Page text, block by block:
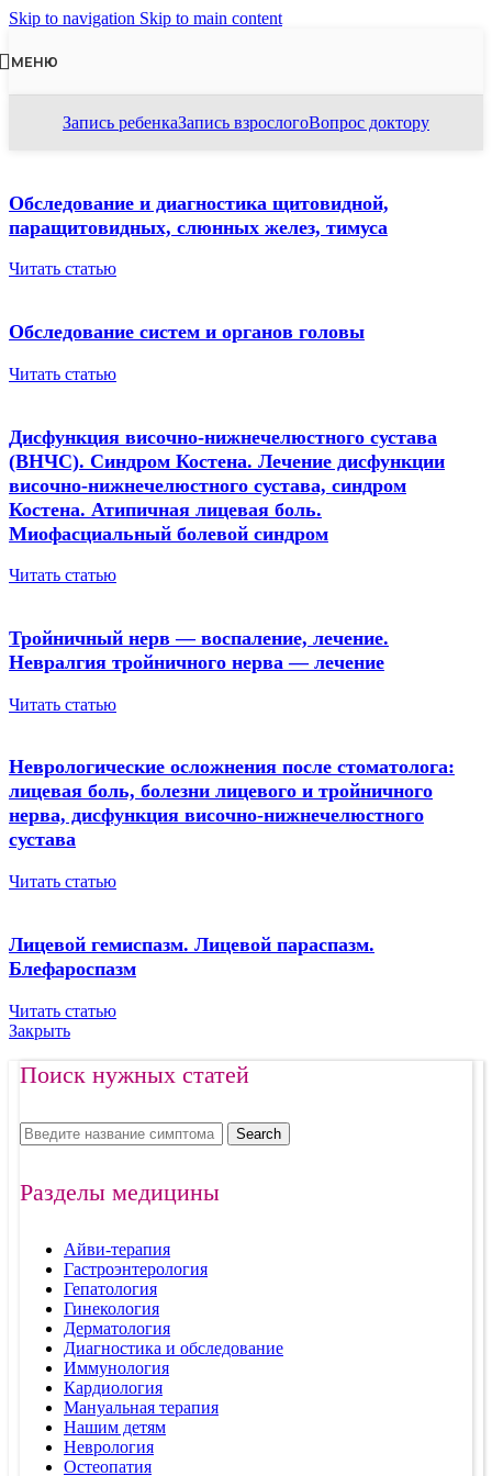
Skip to navigation Skip to main content
МЕНЮ
Запись ребенкаЗапись взрослогоВопрос доктору
Обследование и диагностика щитовидной,
паращитовидных, слюнных желез, тимуса
Читать статью
Обследование систем и органов головы
Читать статью
Дисфункция височно-нижнечелюстного сустава
(ВНЧС). Синдром Костена. Лечение дисфункции
височно-нижнечелюстного сустава, синдром
Костена. Атипичная лицевая боль.
Миофасциальный болевой синдром
Читать статью
Тройничный нерв — воспаление, лечение.
Невралгия тройничного нерва — лечение
Читать статью
Неврологические осложнения после стоматолога:
лицевая боль, болезни лицевого и тройничного
нерва, дисфункция височно-нижнечелюстного
сустава
Читать статью
Лицевой гемиспазм. Лицевой параспазм.
Блефароспазм
Читать статью
Закрыть
Поиск нужных статей
Search
Разделы медицины
Айви-терапия
Гастроэнтерология
Гепатология
Гинекология
Дерматология
Диагностика и обследование
Иммунология
Кардиология
Мануальная терапия
Нашим детям
Неврология
Остеопатия